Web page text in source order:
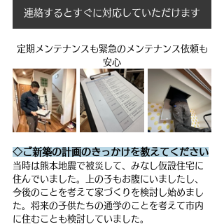
連絡するとすぐに対応していただけます
定期メンテナンスも緊急のメンテナンス依頼も
安心
◇ご新築の計画のきっかけを教えてください
当時は熊本地震で被災して、みなし仮設住宅に
住んでいました。上の子もお腹にいましたし、
今後のことを考えて家づくりを検討し始めまし
た。将来の子供たちの通学のことを考えて市内
に住むことも検討していました。